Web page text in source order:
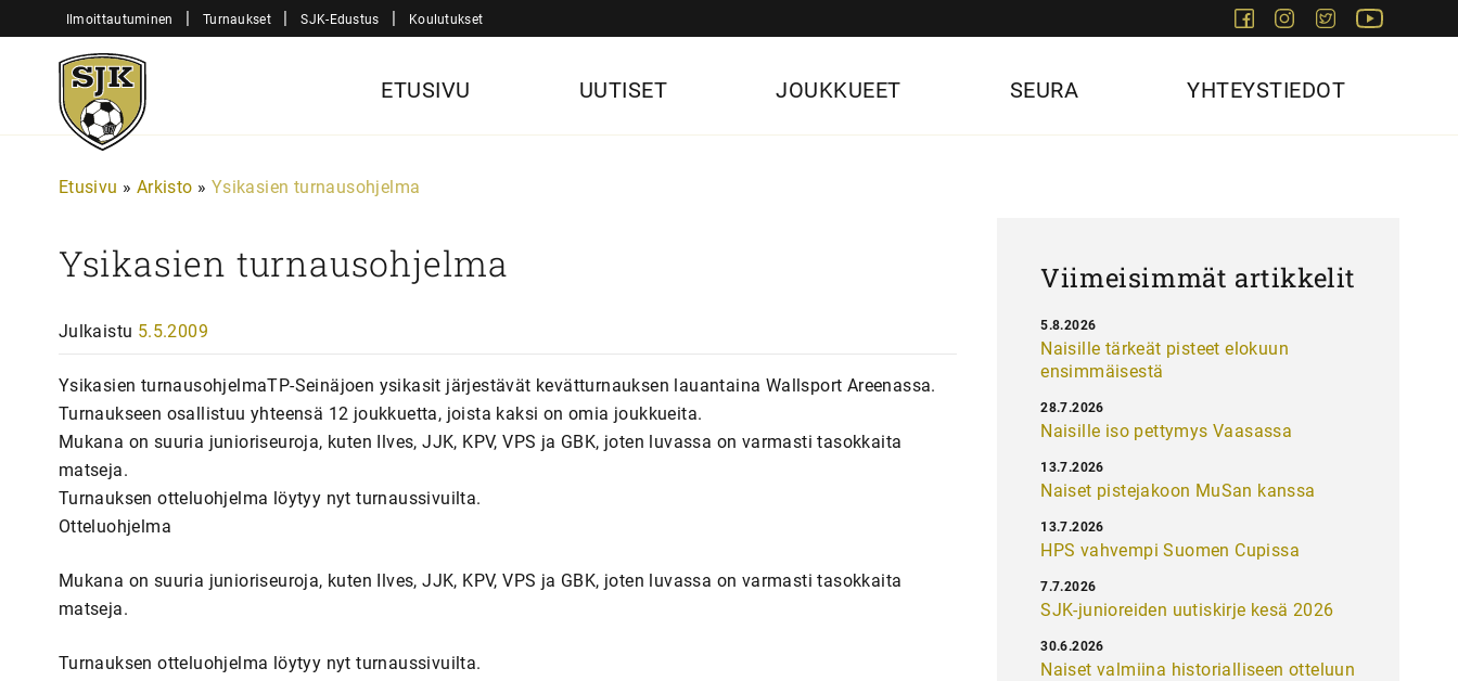
sisältöön
Ilmoittautuminen | Turnaukset | SJK-Edustus | Koulutukset FacebookInstagram
Twitter
Sjk-
Juniorit
ETUSIVU UUTISET JOUKKUEET SEURA YHTEYSTIEDOT
Etusivu » Arkisto » Ysikasien turnausohjelma
Ysikasien turnausohjelma
Julkaistu 5.5.2009
Ysikasien turnausohjelmaTP-Seinäjoen ysikasit järjestävät kevätturnauksen lauantaina Wallsport Areenassa.
Turnaukseen osallistuu yhteensä 12 joukkuetta, joista kaksi on omia joukkueita.
Mukana on suuria junioriseuroja, kuten Ilves, JJK, KPV, VPS ja GBK, joten luvassa on varmasti tasokkaita
matseja.
Turnauksen otteluohjelma löytyy nyt turnaussivuilta.
Otteluohjelma
Mukana on suuria junioriseuroja, kuten Ilves, JJK, KPV, VPS ja GBK, joten luvassa on varmasti tasokkaita
matseja.
Turnauksen otteluohjelma löytyy nyt turnaussivuilta.
Viimeisimmät artikkelit
Naisille tärkeät pisteet elokuun
ensimmäisestä
5.8.2026
Naisille iso pettymys Vaasassa
28.7.2026
Naiset pistejakoon MuSan kanssa
13.7.2026
HPS vahvempi Suomen Cupissa
13.7.2026
SJK-junioreiden uutiskirje kesä 2026
7.7.2026
Naiset valmiina historialliseen otteluun
30.6.2026